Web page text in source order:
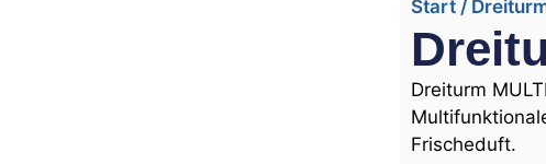
Start /
Dreiturm
Frischeduft.